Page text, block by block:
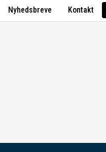
Nyhedsbreve Kontakt